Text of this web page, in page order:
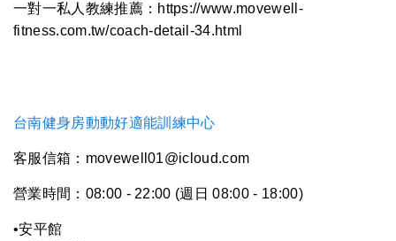
一對一私人教練推薦： https://www.movewell-
fitness.com.tw/coach-detail-34.html
台南健身房動動好適能訓練中心
客服信箱：movewell01@icloud.com
營業時間：08:00 - 22:00 (週日 08:00 - 18:00)
•安平館